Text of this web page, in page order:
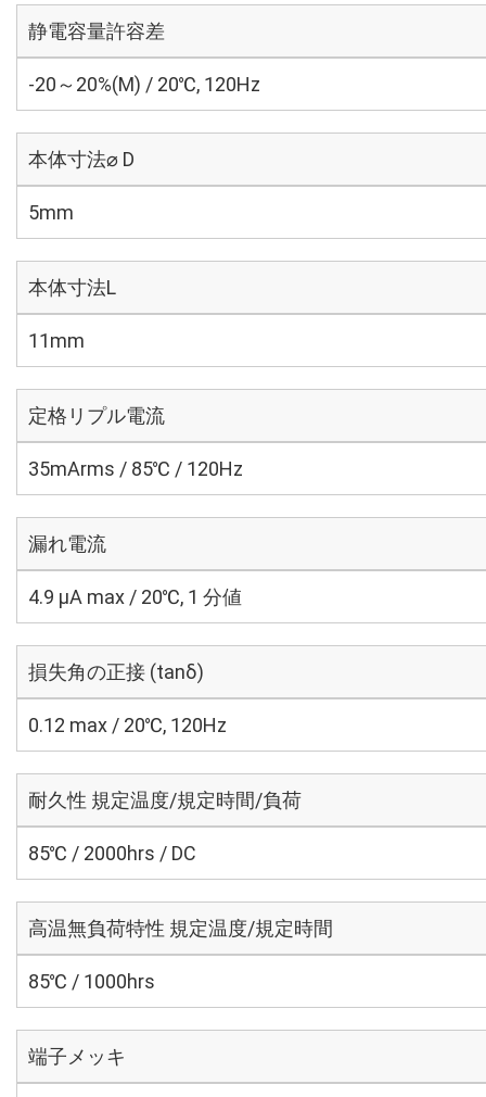
静電容量許容差
-20～20%(M) / 20℃, 120Hz
本体寸法⌀ D
5mm
本体寸法L
11mm
定格リプル電流
35mArms / 85℃ / 120Hz
漏れ電流
4.9 μA max / 20℃, 1 分値
損失角の正接 (tanδ)
0.12 max / 20℃, 120Hz
耐久性 規定温度/規定時間/負荷
85℃ / 2000hrs / DC
高温無負荷特性 規定温度/規定時間
85℃ / 1000hrs
端子メッキ